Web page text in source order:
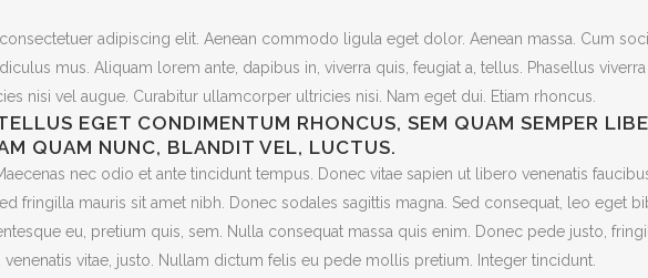
adipiscing elit. Aenean commodo ligula eget dolor. Aenean massa. Cum
mus. Aliquam lorem ante, dapibus in, viverra quis, feugiat a, tellus. Phasellus
nisi vel augue. Curabitur ullamcorper ultricies nisi. Nam eget dui. Etiam rhoncus.
EGET CONDIMENTUM RHONCUS, SEM QUAM SEMPER
QUAM NUNC, BLANDIT VEL, LUCTUS.
nec odio et ante tincidunt tempus. Donec vitae sapien ut libero venenatis
fringilla mauris sit amet nibh. Donec sodales sagittis magna. Sed consequat, leo eget
eu, pretium quis, sem. Nulla consequat massa quis enim. Donec pede justo,
vitae, justo. Nullam dictum felis eu pede mollis pretium. Integer tincidunt.